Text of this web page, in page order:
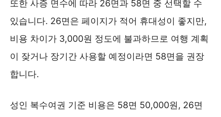
또한 사증 면수에 따라 26면과 58면 중 선택할 수
있습니다. 26면은 페이지가 적어 휴대성이 좋지만,
비용 차이가 3,000원 정도에 불과하므로 여행 계획
이 잦거나 장기간 사용할 예정이라면 58면을 권장
합니다.
성인 복수여권 기준 비용은 58면 50,000원, 26면